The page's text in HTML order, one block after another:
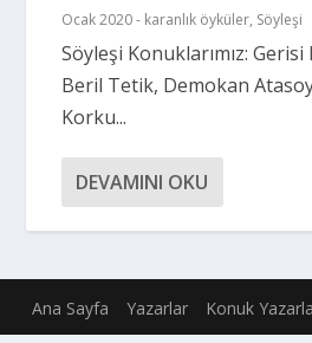
Ocak 2020 - karanlık öyküler, Söyleşi
Söyleşi Konuklarımız: Gerisi
Beril Tetik, Demokan
Korku...
DEVAMINI OKU
Ana Sayfa Yazarlar Konuk